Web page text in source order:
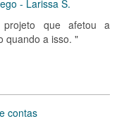
- Larissa S.
que afetou a
quando a isso. "
contas